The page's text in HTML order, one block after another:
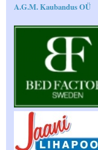
A.G.M. Kaubandus OÜ